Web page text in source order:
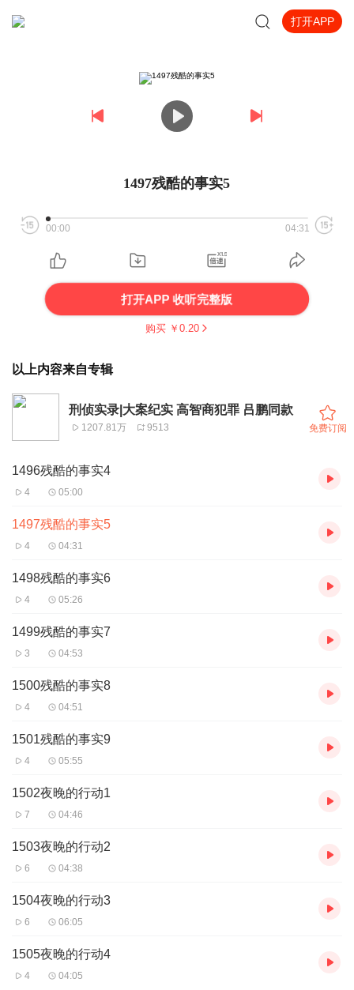
打开APP
1497残酷的事实5
00:00 04:31
打开APP 收听完整版
购买 ￥ 0.20
以上内容来自专辑
刑侦实录|大案纪实 高智商犯罪 吕鹏同款
1207.81万 9513 免费订阅
1496残酷的事实4
4 05:00
1497残酷的事实5
4 04:31
1498残酷的事实6
4 05:26
1499残酷的事实7
3 04:53
1500残酷的事实8
4 04:51
1501残酷的事实9
4 05:55
1502夜晚的行动1
7 04:46
1503夜晚的行动2
6 04:38
1504夜晚的行动3
6 06:05
1505夜晚的行动4
4 04:05